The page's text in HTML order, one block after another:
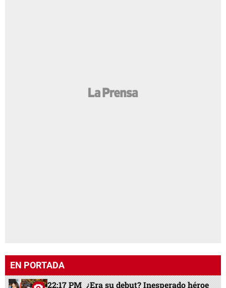
EN PORTADA
22:17 PM ¿Era su debut? Inesperado héroe